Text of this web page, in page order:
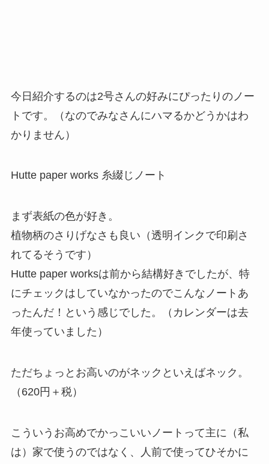
今日紹介するのは2号さんの好みにぴったりのノー
トです。（なのでみなさんにハマるかどうかはわ
かりません）
Hutte paper works 糸綴じノート
まず表紙の色が好き。
植物柄のさりげなさも良い（透明インクで印刷さ
れてるそうです）
Hutte paper worksは前から結構好きでしたが、特
にチェックはしていなかったのでこんなノートあ
ったんだ！という感じでした。（カレンダーは去
年使っていました）
ただちょっとお高いのがネックといえばネック。
（620円＋税）
こういうお高めでかっこいいノートって主に（私
は）家で使うのではなく、人前で使ってひそかに